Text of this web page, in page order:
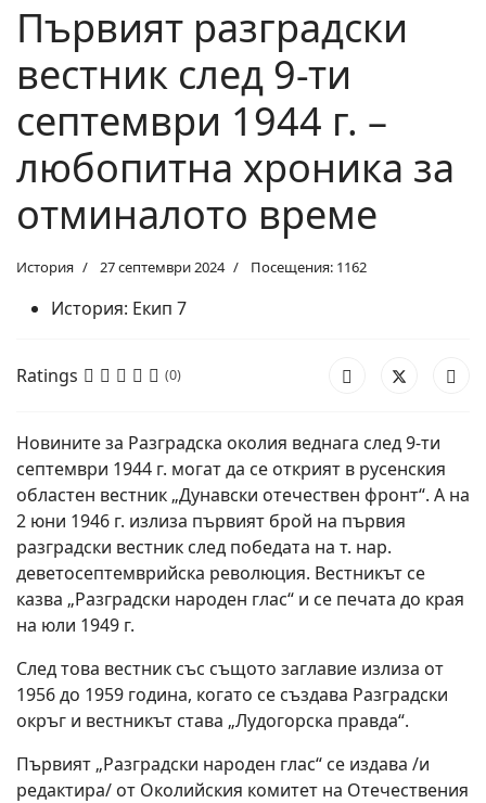
Първият разградски
вестник след 9-ти
септември 1944 г. –
любопитна хроника за
отминалото време
История 27 септември 2024 Посещения: 1162
История: Екип 7
Ratings (0)
Новините за Разградска околия веднага след 9-ти
септември 1944 г. могат да се открият в русенския
областен вестник „Дунавски отечествен фронт“. А на
2 юни 1946 г. излиза първият брой на първия
разградски вестник след победата на т. нар.
деветосептемврийска революция. Вестникът се
казва „Разградски народен глас“ и се печата до края
на юли 1949 г.
След това вестник със същото заглавие излиза от
1956 до 1959 година, когато се създава Разградски
окръг и вестникът става „Лудогорска правда“.
Първият „Разградски народен глас“ се издава /и
редактира/ от Околийския комитет на Отечествения